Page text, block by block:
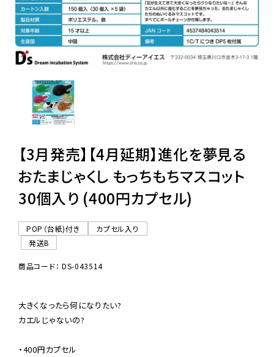
よくあるご質問
ご利用ガイド
06-6282-7659
【3月発売】【4月延期】進化を夢見る
おたまじゃくし もっちもちマスコット
30個入り (400円カプセル)
POP（台紙)付き
カプセル入り
発送B
商品コード： DS-043514
大きくなったら何になりたい?
カエルじゃないの?
・400円カプセル